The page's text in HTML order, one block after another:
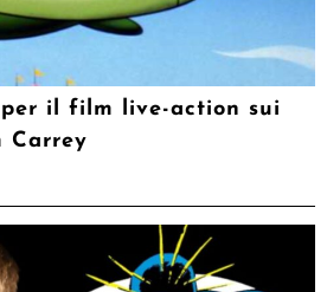
il film live-action sui
Carrey